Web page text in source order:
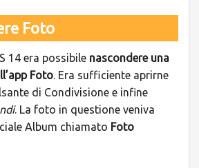
Foto
14 era possibile nascondere una
Foto. Era sufficiente aprirne
di Condivisione e infine
. La foto in questione veniva
Album chiamato Foto